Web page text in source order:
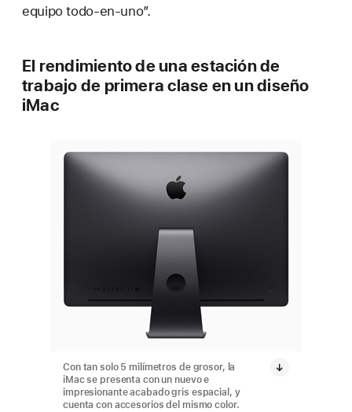
equipo todo-en-uno”.
El rendimiento de una estación de
trabajo de primera clase en un diseño
iMac
Con tan solo 5 milímetros de grosor, la
iMac se presenta con un nuevo e
impresionante acabado gris espacial, y
cuenta con accesorios del mismo color.